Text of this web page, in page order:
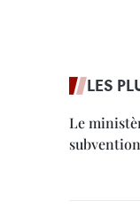
LES
Le